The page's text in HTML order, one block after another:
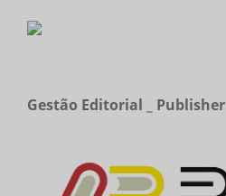
Gestão Editorial _ Publisher